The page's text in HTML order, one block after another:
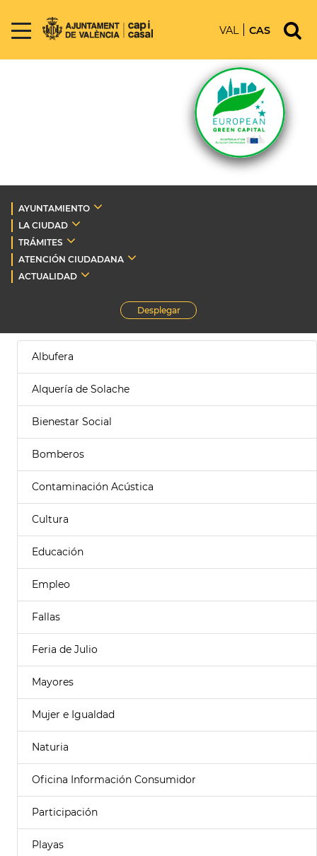
VAL CAS
AYUNTAMIENTO
LA CIUDAD
TRÁMITES
ATENCIÓN CIUDADANA
ACTUALIDAD
Desplegar
Albufera
Alquería de Solache
Bienestar Social
Bomberos
Contaminación Acústica
Cultura
Educación
Empleo
Fallas
Feria de Julio
Mayores
Mujer e Igualdad
Naturia
Oficina Información Consumidor
Participación
Playas